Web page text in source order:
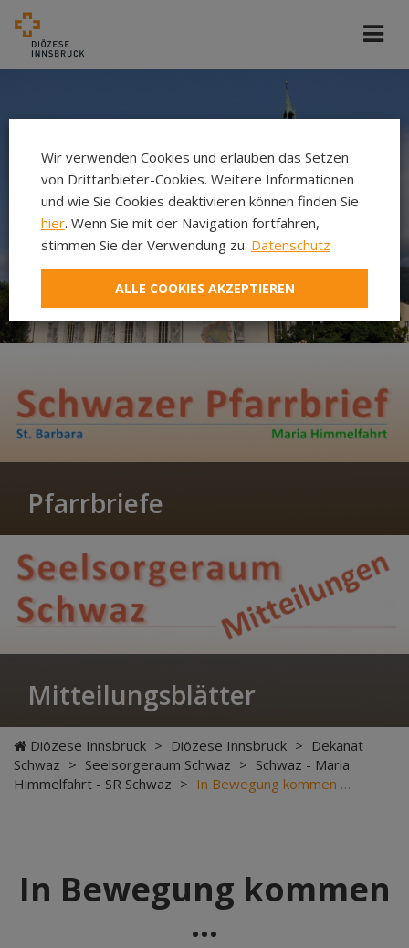
Pfarrbriefe
Mitteilungsblätter
Diözese Innsbruck > Diözese Innsbruck > Dekanat
Schwaz > Seelsorgeraum Schwaz > Schwaz - Maria
Himmelfahrt - SR Schwaz > In Bewegung kommen …
In Bewegung kommen
…
Wir verwenden Cookies und erlauben das Setzen
von Drittanbieter-Cookies. Weitere Informationen
und wie Sie Cookies deaktivieren können finden Sie
hier. Wenn Sie mit der Navigation fortfahren,
stimmen Sie der Verwendung zu. Datenschutz
ALLE COOKIES AKZEPTIEREN